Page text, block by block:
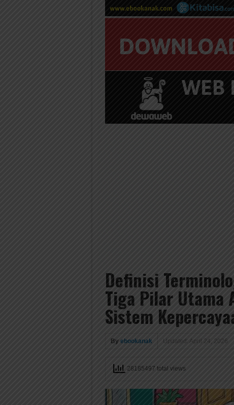
Definisi
Tiga Pilar Utama
Sistem
By ebookanak Updated: April 24, 2026
28185497 total views